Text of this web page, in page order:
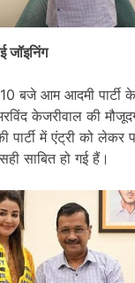
जॉइनिंग
बजे आम आदमी पार्टी
केजरीवाल की
पार्टी में एंट्री को
साबित हो गई हैं।